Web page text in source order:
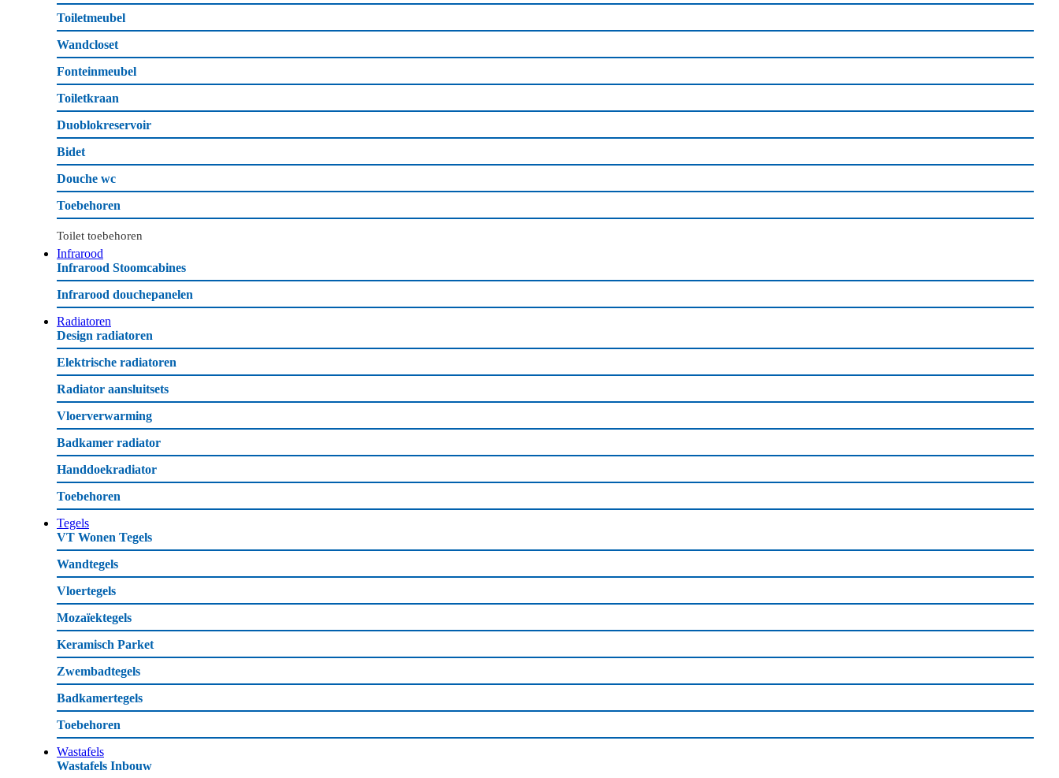
Toiletmeubel
Wandcloset
Fonteinmeubel
Toiletkraan
Duoblokreservoir
Bidet
Douche wc
Toebehoren
Toilet toebehoren
Infrarood
Infrarood Stoomcabines
Infrarood douchepanelen
Radiatoren
Design radiatoren
Elektrische radiatoren
Radiator aansluitsets
Vloerverwarming
Badkamer radiator
Handdoekradiator
Toebehoren
Tegels
VT Wonen Tegels
Wandtegels
Vloertegels
Mozaïektegels
Keramisch Parket
Zwembadtegels
Badkamertegels
Toebehoren
Wastafels
Wastafels Inbouw